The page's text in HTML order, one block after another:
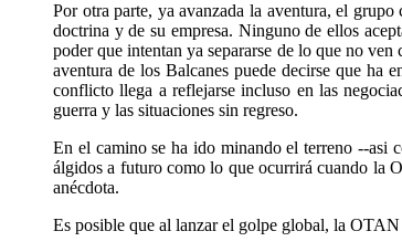
Por otra parte, ya avanzada la aventura, el
doctrina y de su empresa. Ninguno de ellos
poder que intentan ya separarse de lo que no
aventura de los Balcanes puede decirse que ha
conflicto llega a reflejarse incluso en las
guerra y las situaciones sin regreso.
En el camino se ha ido minando el terreno --asi
álgidos a futuro como lo que ocurrirá cuando la
anécdota.
Es posible que al lanzar el golpe global, la OTAN